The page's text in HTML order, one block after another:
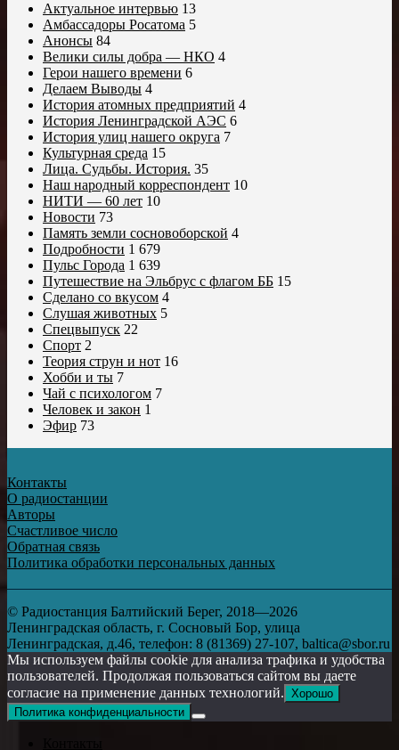
Актуальное интервью 13
Амбассадоры Росатома 5
Анонсы 84
Велики силы добра — НКО 4
Герои нашего времени 6
Делаем Выводы 4
История атомных предприятий 4
История Ленинградской АЭС 6
История улиц нашего округа 7
Культурная среда 15
Лица. Судьбы. История. 35
Наш народный корреспондент 10
НИТИ — 60 лет 10
Новости 73
Память земли сосновоборской 4
Подробности 1 679
Пульс Города 1 639
Путешествие на Эльбрус с флагом ББ 15
Сделано со вкусом 4
Слушая животных 5
Спецвыпуск 22
Спорт 2
Теория струн и нот 16
Хобби и ты 7
Чай с психологом 7
Человек и закон 1
Эфир 73
Контакты
О радиостанции
Авторы
Счастливое число
Обратная связь
Политика обработки персональных данных
© Радиостанция Балтийский Берег, 2018—2026
Ленинградская область, г. Сосновый Бор, улица
Ленинградская, д.46, телефон: 8 (81369) 27-107, baltica@sbor.ru
Мы используем файлы cookie для анализа трафика и удобства
пользователей. Продолжая пользоваться сайтом вы даете
согласие на применение данных технологий. Хорошо
Политика конфиденциальности